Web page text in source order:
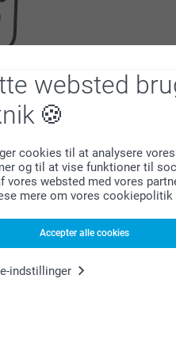
websted
cookies til at analysere
og til at vise funktioner til
vores websted med vores
mere om vores cookiepolitik
Accepter alle cookies
indstillinger